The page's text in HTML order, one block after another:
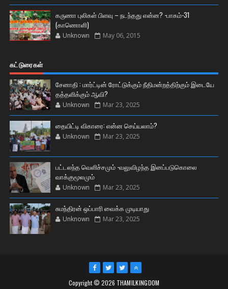
கருணா புலிகள் பிளவு – நடந்தது என்ன? -பாகம்-31
(காணொளி)
Unknown May 06, 2015
கட்டுரைகள்
சேனாதி : மார்ட்டின் ரோட்டுக்கும் நீதிமன்றத்திற்கும் இடையே
தத்தளிக்கும் ஆவி?
Unknown Mar 23, 2025
தையிட்டி விகாரை: என்ன செய்யலாம்?
Unknown Mar 23, 2025
பட்டலந்த வெளிச்சமும் -வலுவிழந்த இனப்படுகொலை
வாக்குமூலமும்
Unknown Mar 23, 2025
சுமந்திரன் ஒப்பாரி வைக்க முடியாது
Unknown Mar 23, 2025
Copyright © 2026 THAMILKINGDOM